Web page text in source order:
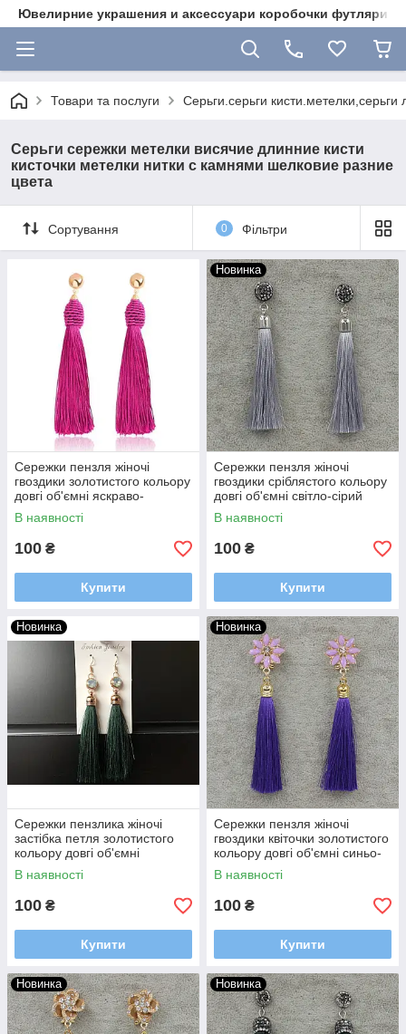
Ювелирние украшения и аксессуари коробочки футляри
Товари та послуги Серьги.серьги
Серьги сережки метелки висячие длинние кисти
кисточки метелки нитки с камнями шелковие разние
цвета
Сортування 0 Фільтри
Сережки пензля жіночі
гвоздики золотистого кольору
довгі об'ємні яскраво-
рожевого кольору довжина 11
см
В наявності
100 ₴
Купити
Новинка
Сережки пензля жіночі
гвоздики сріблястого кольору
довгі об'ємні світло-сірий
колір зі стразами довжина 9
см
В наявності
100 ₴
Купити
Новинка
Сережки пензлика жіночі
застібка петля золотистого
кольору довгі об'ємні
зеленого кольору з
камінчиками довжина 11 см
В наявності
100 ₴
Купити
Новинка
Сережки пензля жіночі
гвоздики квіточки золотистого
кольору довгі об'ємні синьо-
фіолетового кольору
довжина 10 см
В наявності
100 ₴
Купити
Новинка Новинка